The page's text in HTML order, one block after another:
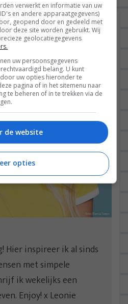
Hier inspireer ik al sinds
met simpele
ik wekelijks een
Enjoy! x Leonie
verwerkt en informatie van uw
en andere apparaatgegevens)
geopend door en gedeeld met
deze site worden gebruikt. Wij
geolocatiegegevens
uw persoonsgegevens
belang. U kunt
uw opties hieronder te
pagina of in het sitemenu naar
te beheren of in te trekken via de
de website
opties